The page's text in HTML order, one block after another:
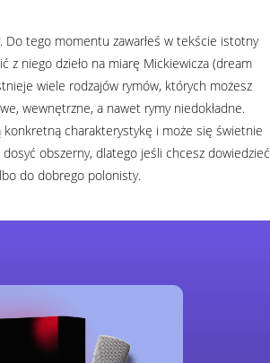
Do tego momentu zawarłeś w tekście istotny
z niego dzieło na miarę Mickiewicza (dream
wiele rodzajów rymów, których możesz
wewnętrzne, a nawet rymy niedokładne.
konkretną charakterystykę i może się świetnie
obszerny, dlatego jeśli chcesz dowiedzieć
do dobrego polonisty.